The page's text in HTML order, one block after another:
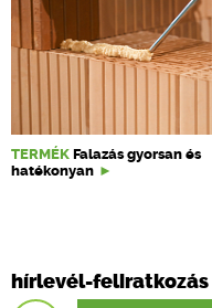
TERMÉK Falazás gyorsan és
hatékonyan
hírlevél-feliratkozás